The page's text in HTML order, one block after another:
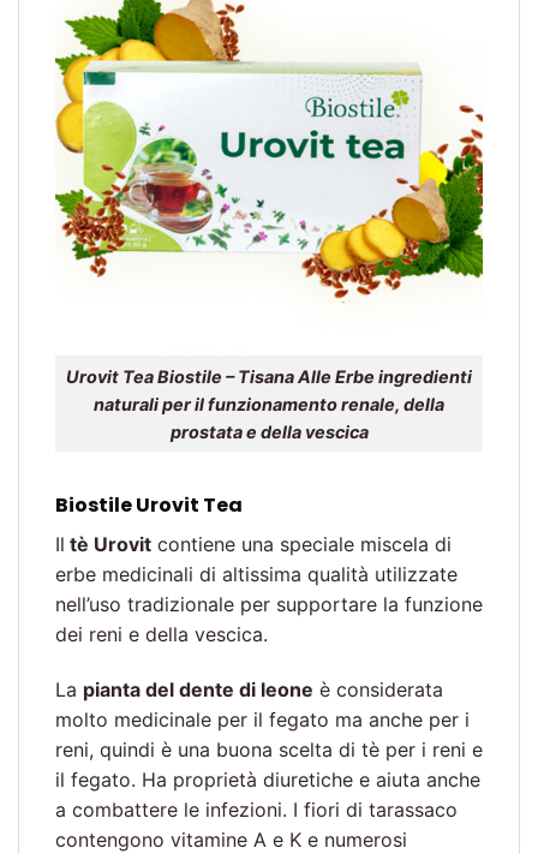
Urovit Tea Biostile – Tisana Alle Erbe ingredienti
naturali per il funzionamento renale, della
prostata e della vescica
Biostile Urovit Tea
Il tè Urovit contiene una speciale miscela di
erbe medicinali di altissima qualità utilizzate
nell’uso tradizionale per supportare la funzione
dei reni e della vescica.
La pianta del dente di leone è considerata
molto medicinale per il fegato ma anche per i
reni, quindi è una buona scelta di tè per i reni e
il fegato. Ha proprietà diuretiche e aiuta anche
a combattere le infezioni. I fiori di tarassaco
contengono vitamine A e K e numerosi